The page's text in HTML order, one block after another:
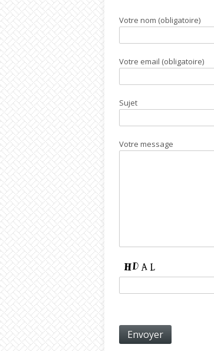
Votre nom (obligatoire)
Votre email (obligatoire)
Sujet
Votre message